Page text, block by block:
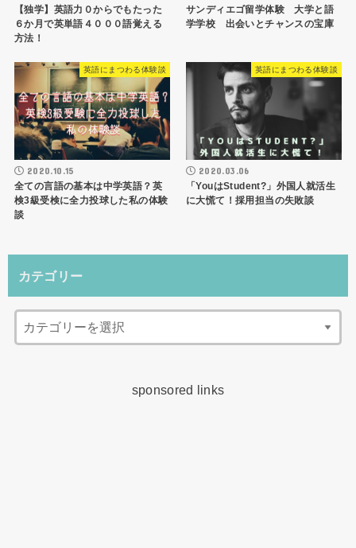
【独学】英語力０からでもたった
６か月で英単語４０００語覚える
方法！
サンディエゴ留学体験 大学と語
学学校 出会いとチャンスの宝庫
英語にまつわる体験談
2020.10.15
全ての言語の基本は中学英語？英
検3級受検に全力投球した私の体験
談
英語にまつわる体験談
2020.03.06
「YouはStudent?」外国人就活生
に大慌て！採用担当の失敗談
カテゴリー
sponsored links